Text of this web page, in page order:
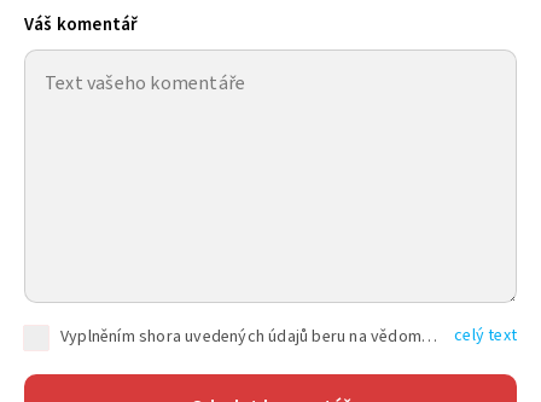
Váš komentář
Vyplněním shora uvedených údajů beru na vědomí, že společnost TEXT FACTORY s.r.o., sídlem Brno, Durďákova 336/29, Černá Pole, PSČ: 613 00, IČ: 06157831, zapsané u Krajského soudu v Brně, oddíl C, vložka 100399, bude zpracovávat mé osobní údaje uvedené v rámci mnou vyplněného registračního formuláře na základě oprávněných zájmů TEXT FACTORY s.r.o. dle čl. 6 odst. 1 písm. f) GDPR a pro splnění právních povinností (čl. 6 odst. 1 písm. c) GDPR), a to pro tyto účely: nezbytnost zajistit oprávnění návštěvníka webových stránek provozovaných společností TEXT FACTORY s.r.o. přispívat aktivně ke zveřejněným článkům nebo v rámci diskusních fór a výkon práv TEXT FACTORY s.r.o. jako administrátora těchto diskusních fór. Více informací o zpracování osobních údajů a právech lze nalézt v celý text